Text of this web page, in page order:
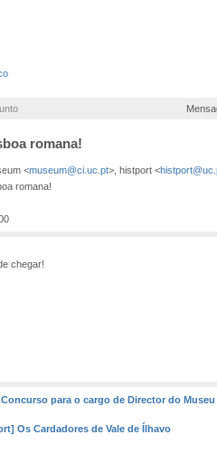
romana!
<museum@ci.uc.pt>, histport <
romana!
chegar!
para o cargo de Director do Museu
Os Cardadores de Vale de Ílhavo